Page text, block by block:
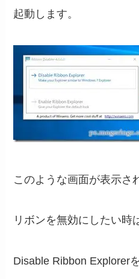
起動します。
このような画面が表示さ
リボンを無効にしたい時
Disable Ribbon Explorer